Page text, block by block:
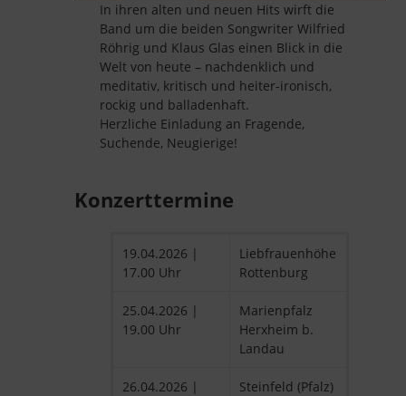
In ihren alten und neuen Hits wirft die
Band um die beiden Songwriter Wilfried
Röhrig und Klaus Glas einen Blick in die
Welt von heute – nachdenklich und
meditativ, kritisch und heiter-ironisch,
rockig und balladenhaft.
Herzliche Einladung an Fragende,
Suchende, Neugierige!
Konzerttermine
19.04.2026 |
17.00 Uhr
Liebfrauenhöhe
Rottenburg
25.04.2026 |
19.00 Uhr
Marienpfalz
Herxheim b.
Landau
26.04.2026 |
Steinfeld (Pfalz)